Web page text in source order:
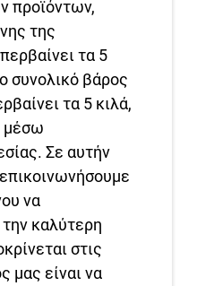
προϊόντων,
της
τα 5
συνολικό βάρος
τα 5 κιλά,
μέσω
Σε αυτήν
να
καλύτερη
στις
μας είναι να